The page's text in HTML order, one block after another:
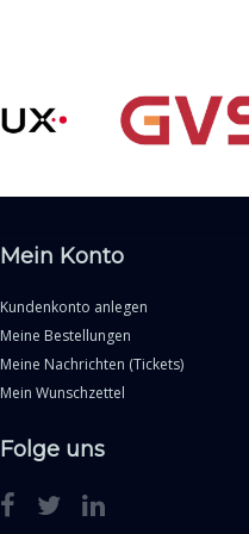
Mein Konto
Kundenkonto anlegen
Meine Bestellungen
Meine Nachrichten (Tickets)
Mein Wunschzettel
Folge uns